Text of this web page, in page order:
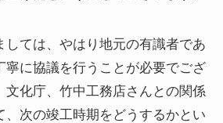
しては、やはり地元の有識者であ
寧に協議を行うことが必要でござ
文化庁、竹中工務店さんとの関係
、次の竣工時期をどうするかとい